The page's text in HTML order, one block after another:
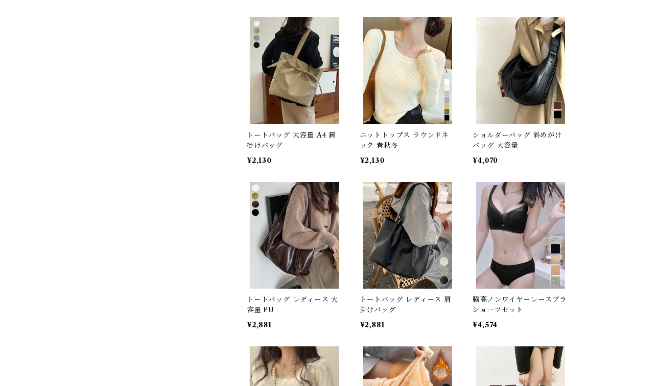
トートバッグ 大容量 A4 肩
掛けバッグ
¥2,130
ニットトップス ラウンドネ
ック 春秋冬
¥2,130
ショルダーバッグ 斜めがけ
バッグ 大容量
¥4,070
トートバッグ レディース 大
容量 PU
¥2,881
トートバッグ レディース 肩
掛けバッグ
¥2,881
脇高ノンワイヤーレースブラ
ショーツセット
¥4,574